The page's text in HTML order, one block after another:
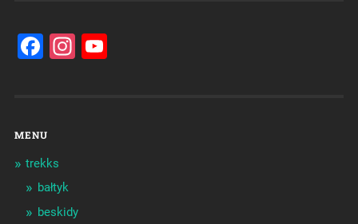
Facebook
Instagram
YouTube
MENU
trekks
bałtyk
beskidy